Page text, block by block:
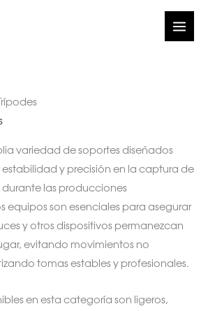
variedad de soportes diseñados
y precisión en la captura de
las producciones
equipos son esenciales para asegurar
y otros dispositivos permanezcan
evitando movimientos no
tomas estables y profesionales.
en esta categoría son ligeros,